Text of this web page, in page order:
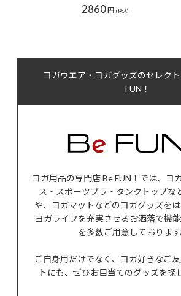
2860円 (税込)
ヨガウエア・ヨガグッズのセレク
FUN！
ヨガ用品の専門店 Be FUN！では、ヨ
ス・スポーツブラ・タンクトップな
や、ヨガマットなどのヨガグッズを
ヨガライフを充実させるお洒落で機
を多数ご用意しておりま
ご自身用だけでなく、ヨガ好きなご
トにも、ぜひお目当てのグッズを探